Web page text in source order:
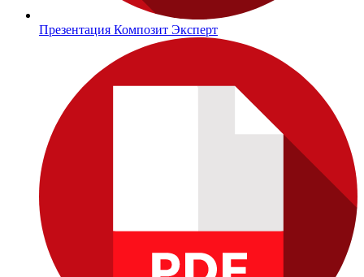
Презентация Композит Эксперт